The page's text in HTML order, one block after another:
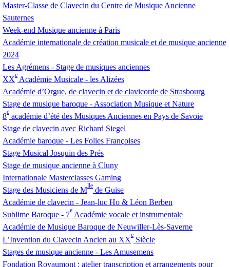
Master-Classe de Clavecin du Centre de Musique Ancienne
Sauternes
Week-end Musique ancienne à Paris
Académie internationale de création musicale et de musique ancienne
2024
Les Agrémens - Stage de musiques anciennes
XX
e
Académie Musicale - les Alizées
Académie d’Orgue, de clavecin et de clavicorde de Strasbourg
Stage de musique baroque - Association Musique et Nature
8
e
académie d’été des Musiques Anciennes en Pays de Savoie
Stage de clavecin avec Richard Siegel
Académie baroque - Les Folies Françoises
Stage Musical Josquin des Prés
Stage de musique ancienne à Cluny
Internationale Masterclasses Gaming
Stage des Musiciens de M
lle
de Guise
Académie de clavecin - Jean-luc Ho & Léon Berben
Sublime Baroque - 7
e
Académie vocale et instrumentale
Académie de Musique Baroque de Neuwiller-Lès-Saverne
L’Invention du Clavecin Ancien au XX
e
Siècle
Stages de musique ancienne - Les Amusemens
Fondation Royaumont : atelier transcription et arrangements pour